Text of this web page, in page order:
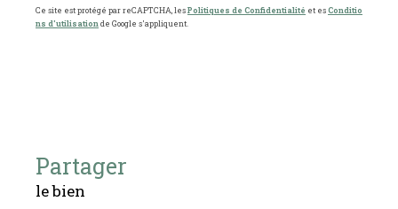
Ce site est protégé par reCAPTCHA, lesPolitiques de Confidentialité et esConditio
ns d'utilisation de Google s'appliquent.
partager
le bien